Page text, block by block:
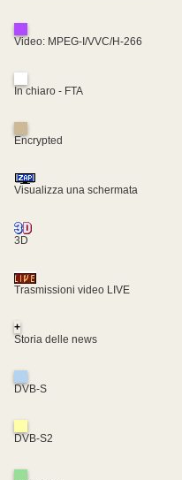
Video: MPEG-I/VVC/H-266
In chiaro - FTA
Encrypted
Visualizza una schermata
3D
Trasmissioni video LIVE
+
Storia delle news
DVB-S
DVB-S2